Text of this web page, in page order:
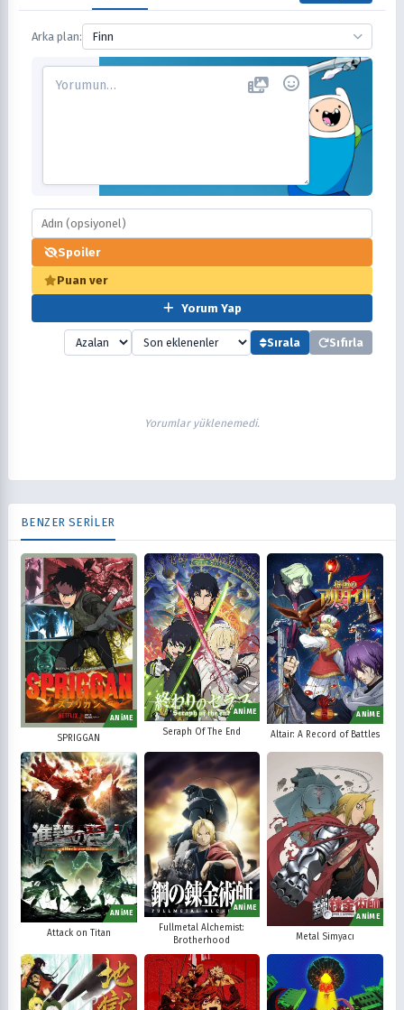
Arka plan: Finn
Spoiler
Puan ver
Yorum Yap
Sırala Sıfırla
Yorumlar yüklenemedi.
BENZER SERİLER
ANİME
SPRIGGAN
ANİME
Seraph Of The End
ANİME
Altair: A Record of Battles
ANİME
Attack on Titan
ANİME
Fullmetal Alchemist:
Brotherhood
ANİME
Metal Simyacı